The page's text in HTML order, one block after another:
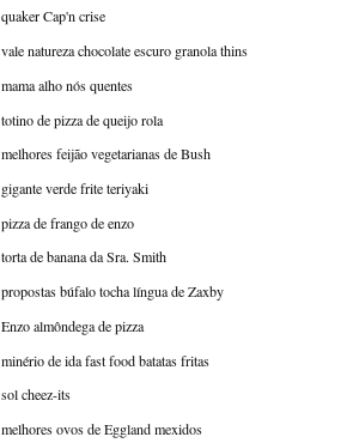
quaker Cap'n crise
vale natureza chocolate escuro granola thins
mama alho nós quentes
totino de pizza de queijo rola
melhores feijão vegetarianas de Bush
gigante verde frite teriyaki
pizza de frango de enzo
torta de banana da Sra. Smith
propostas búfalo tocha língua de Zaxby
Enzo almôndega de pizza
minério de ida fast food batatas fritas
sol cheez-its
melhores ovos de Eggland mexidos